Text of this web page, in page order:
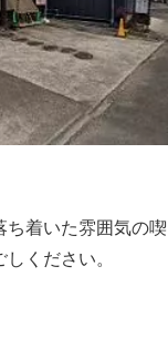
着いた雰囲気の喫
ください。